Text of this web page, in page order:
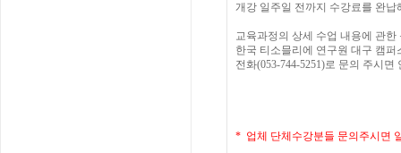
개강 일주일 전까지 수강료를 완납
교육과정의 상세 수업 내용에 관한
한국 티소믈리에 연구원 대구 캠퍼
전화(053-744-5251)로 문의 주시면
* 업체 단체수강분들 문의주시면